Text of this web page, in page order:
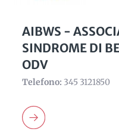
AIBWS -
SINDROME DI
ODV
Telefono: 345 3121850